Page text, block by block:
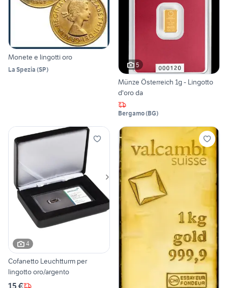
Monete e lingotti oro
La Spezia (SP)
5
Münze Österreich 1g - Lingotto
d'oro da
Bergamo(BG)
4
Cofanetto Leuchtturm per
lingotto oro/argento
15 €